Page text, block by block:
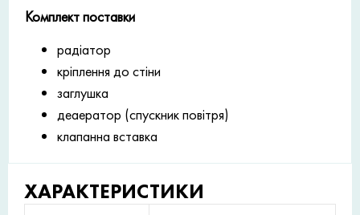
Комплект поставки
радіатор
кріплення до стіни
заглушка
деаератор (спускник повітря)
клапанна вставка
ХАРАКТЕРИСТИКИ